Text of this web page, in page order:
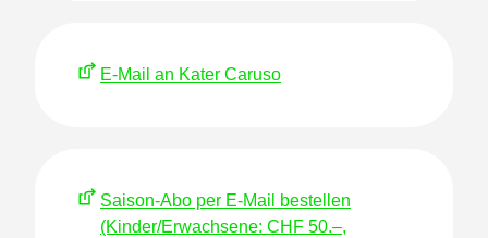
E-Mail an Kater Caruso
Saison-Abo per E-Mail bestellen
(Kinder/Erwachsene: CHF 50.–,